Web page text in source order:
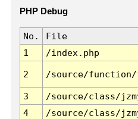
PHP Debug
No. File
1
/index.php
2 /source/function/
3 /source/class/
4
/source/class/